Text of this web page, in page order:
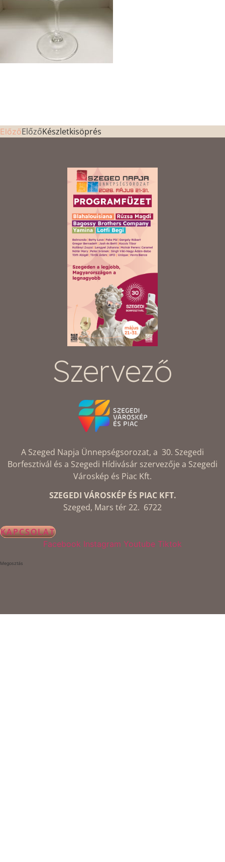
ElőzőElőzőKészletkisöprés
Szervező
A Szeged Napja Ünnepségsorozat, a 30. Szegedi
Borfesztivál és a Szegedi Hídivásár szervezője a Szegedi
Városkép és Piac Kft.
SZEGEDI VÁROSKÉP ÉS PIAC KFT.
Szeged, Mars tér 22. 6722
KAPCSOLAT
Facebook Instagram Youtube Tiktok
Megosztás